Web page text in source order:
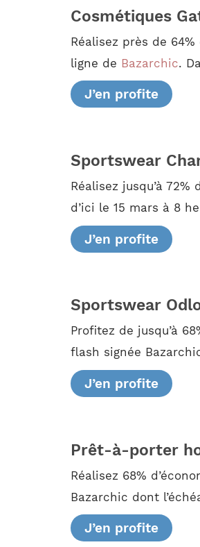
Cosmétiques
Réalisez près de
ligne de Bazarchic.
J’en profite
Sportswear
Réalisez jusqu’à
d’ici le 15 mars à 8
J’en profite
Sportswear
Profitez de jusqu’à
flash signée
J’en profite
Prêt-à-porter
Réalisez 68%
Bazarchic dont
J’en profite